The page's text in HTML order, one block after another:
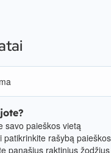
savo paieškos vietą
patikrinkite rašybą
panašius raktinius žodžius